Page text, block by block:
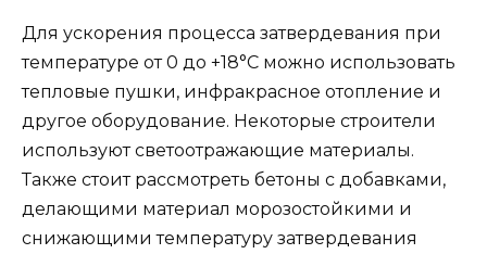
Для ускорения процесса затвердевания при
температуре от 0 до +18°C можно использовать
тепловые пушки, инфракрасное отопление и
другое оборудование. Некоторые строители
используют светоотражающие материалы.
Также стоит рассмотреть бетоны с добавками,
делающими материал морозостойкими и
снижающими температуру затвердевания